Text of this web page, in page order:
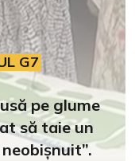
G7
pe glume
să taie un